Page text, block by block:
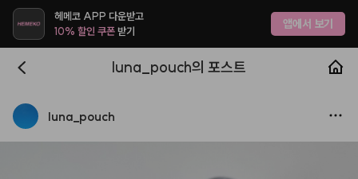
헤메코 APP 다운받고
10% 할인 쿠폰받기 앱에서 보기
luna_pouch의 포스트
luna pouch